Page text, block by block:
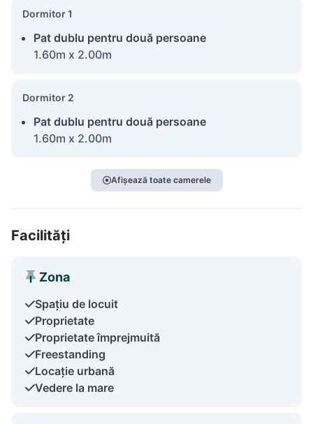
Dormitor 1
Pat dublu pentru două persoane
1.60m x 2.00m
Dormitor 2
Pat dublu pentru două persoane
1.60m x 2.00m
Afișează toate camerele
Facilități
Zona
Spațiu de locuit
Proprietate
Proprietate împrejmuită
Freestanding
Locație urbană
Vedere la mare